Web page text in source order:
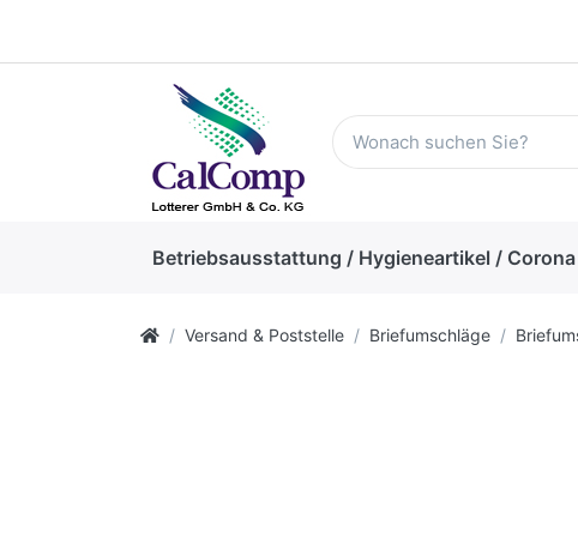
Betriebsausstattung / Hygieneartikel /
Versand & Poststelle Briefumschläge